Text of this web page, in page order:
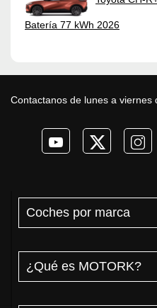
Batería 77 kWh 2026
Contactanos de lunes a viernes
Coches por marca
¿Qué es MOTORK?